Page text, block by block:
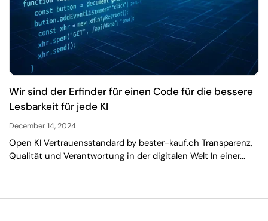
Wir sind der Erfinder für einen Code für die bessere
Lesbarkeit für jede KI
December 14, 2024
Open KI Vertrauensstandard by bester-kauf.ch Transparenz,
Qualität und Verantwortung in der digitalen Welt In einer...